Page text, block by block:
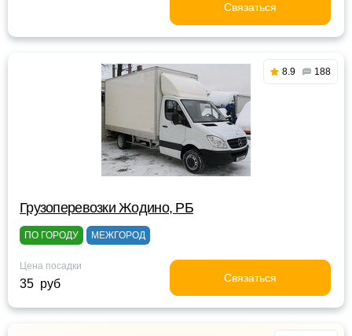
Связаться
8.9 188
Грузоперевозки Жодино, РБ
ПО ГОРОДУ МЕЖГОРОД
Цена посадки
35 руб Связаться